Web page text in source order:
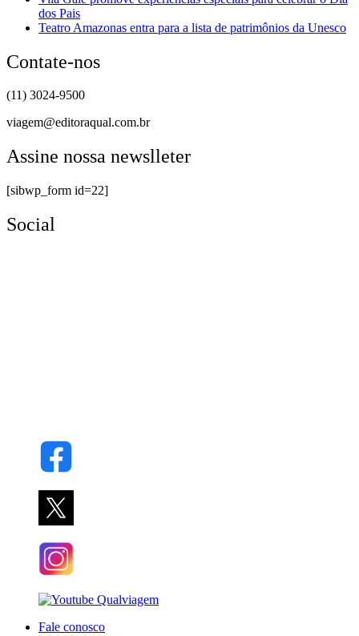
dos Pais
Teatro Amazonas entra para a lista de patrimônios da Unesco
Contate-nos
(11) 3024-9500
viagem@editoraqual.com.br
Assine nossa newslleter
[sibwp_form id=22]
Social
Fale conosco